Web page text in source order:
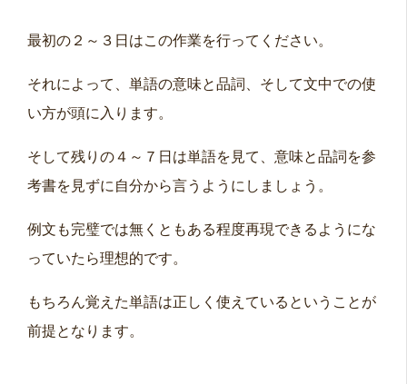
最初の２～３日はこの作業を行ってください。
それによって、単語の意味と品詞、そして文中での使
い方が頭に入ります。
そして残りの４～７日は単語を見て、意味と品詞を参
考書を見ずに自分から言うようにしましょう。
例文も完璧では無くともある程度再現できるようにな
っていたら理想的です。
もちろん覚えた単語は正しく使えているということが
前提となります。